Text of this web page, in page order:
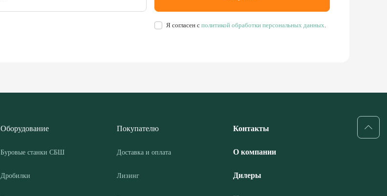
Я согласен сполитикой обработки персональных данных
Оборудование
Буровые станки СБШ
Дробилки
Покупателю
Доставка и оплата
Лизинг
Контакты
О компании
Дилеры